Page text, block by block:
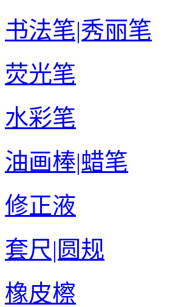
书法笔|秀丽笔
荧光笔
水彩笔
油画棒|蜡笔
修正液
套尺|圆规
橡皮檫